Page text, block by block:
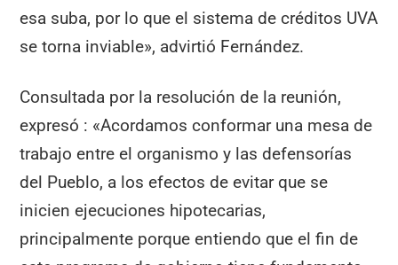
esa suba, por lo que el sistema de créditos UVA
se torna inviable», advirtió Fernández.
Consultada por la resolución de la reunión,
expresó : «Acordamos conformar una mesa de
trabajo entre el organismo y las defensorías
del Pueblo, a los efectos de evitar que se
inicien ejecuciones hipotecarias,
principalmente porque entiendo que el fin de